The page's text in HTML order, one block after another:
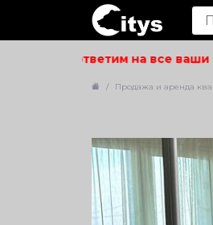
ответим на все ваши
Продажа и аренда